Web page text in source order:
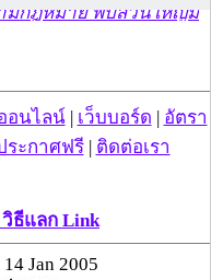
มกฎหมาย พบส่วนใหญ่มี
ลงทะเบียน
บริการ 24 ชั่วโมงทั่ว
ม่น้ำกก-แม่น้ำสาย-
ยงใหม่-เชียงราย ครั้งที่
ฐาน“
อนไลน์| เว็บบอร์ด | อัตรา
ะกาศฟรี| ติดต่อเรา
ธีแลก Link
Jan 2005